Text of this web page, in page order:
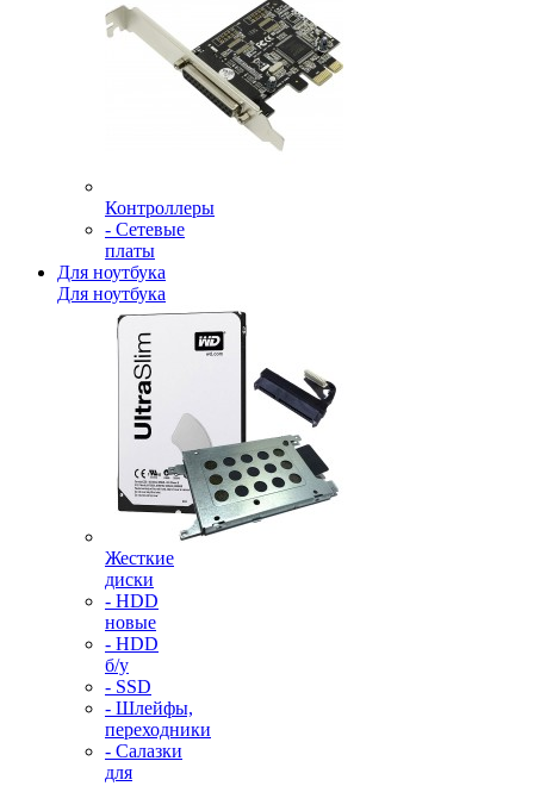
Контроллеры
- Сетевые
платы
Для ноутбука
Для ноутбука
Жесткие
диски
- HDD
новые
- HDD
б/у
- SSD
- Шлейфы,
переходники
- Салазки
для